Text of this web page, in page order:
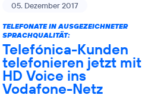
05. Dezember 2017
TELEFONATE IN AUSGEZEICHNETER
SPRACHQUALITÄT:
Telefónica-Kunden
telefonieren jetzt mit
HD Voice ins
Vodafone-Netz